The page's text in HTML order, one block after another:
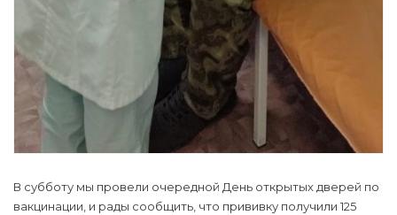
В субботу мы провели очередной День открытых дверей по
вакцинации, и рады сообщить, что прививку получили 125